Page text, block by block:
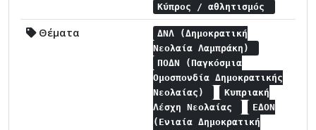
Κύπρος / αθλητισμός
Θέματα
ΔΝΛ (Δημοκρατική
Νεολαία Λαμπράκη)
ΠΟΔΝ (Παγκόσμια
Ομοσπονδία Δημοκρατικής
Νεολαίας)
Κυπριακή
Λέσχη Νεολαίας
ΕΔΟΝ
(Ενιαία Δημοκρατική